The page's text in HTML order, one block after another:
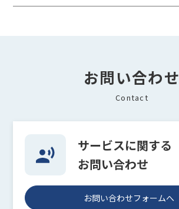
お問い合わせ
Contact
サービスに関する
お問い合わせ
お問い合わせフォームへ